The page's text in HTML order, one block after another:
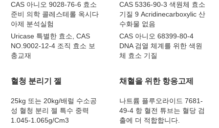
CAS 아니오 9028-76-6 효소
준비 의학 콜레스테롤 옥시다
아제 분석실험
Uricase 특별한 효소, CAS
NO.9002-12-4 조직 효소 보
충교재
CAS 5336-90-3 색원체 효소
기질 9 Acridinecarboxylic 산
수화물 없음
CAS 아니오 68399-80-4
DNA 검열 체계를 위한 색원
체 효소 기질
혈청 분리기 젤
25kg 또는 20kg/배럴 수소공
성 혈청 분리 젤 특수 중력
1.045-1.065g/Cm3
채혈을 위한 항응고제
나트륨 플루오라이드 7681-
49-4 항 혈전 튜브는 혈당 검
출에 더 적합합니다.